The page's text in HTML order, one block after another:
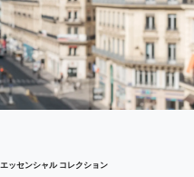
エッセンシャル コレクション